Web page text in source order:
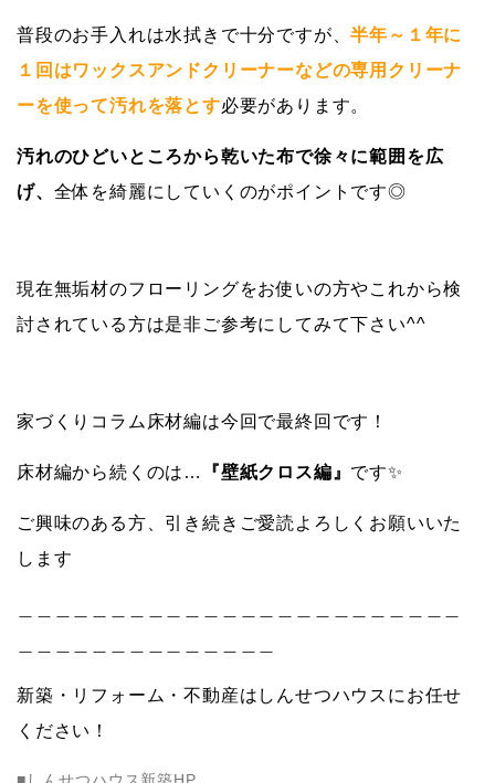
普段のお手入れは水拭きで十分ですが、半年～１年に
１回はワックスアンドクリーナーなどの専用クリーナ
ーを使って汚れを落とす必要があります。
汚れのひどいところから乾いた布で徐々に範囲を広
げ、 全体を綺麗にしていくのがポイントです‍◎
現在無垢材のフローリングをお使いの方やこれから検
討されている方は是非ご参考にしてみて下さい^^
家づくりコラム床材編は今回で最終回です！
床材編から続くのは… 『壁紙クロス編』 です✨
ご興味のある方、引き続きご愛読よろしくお願いいた
します
新築・リフォーム・不動産はしんせつハウスにお任せ
ください！